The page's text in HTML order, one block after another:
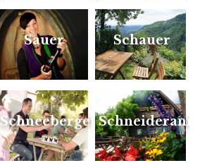
Sauer Schauer
Schneeberger